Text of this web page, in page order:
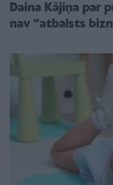
Daina Kājiņa par
nav “atbalsts